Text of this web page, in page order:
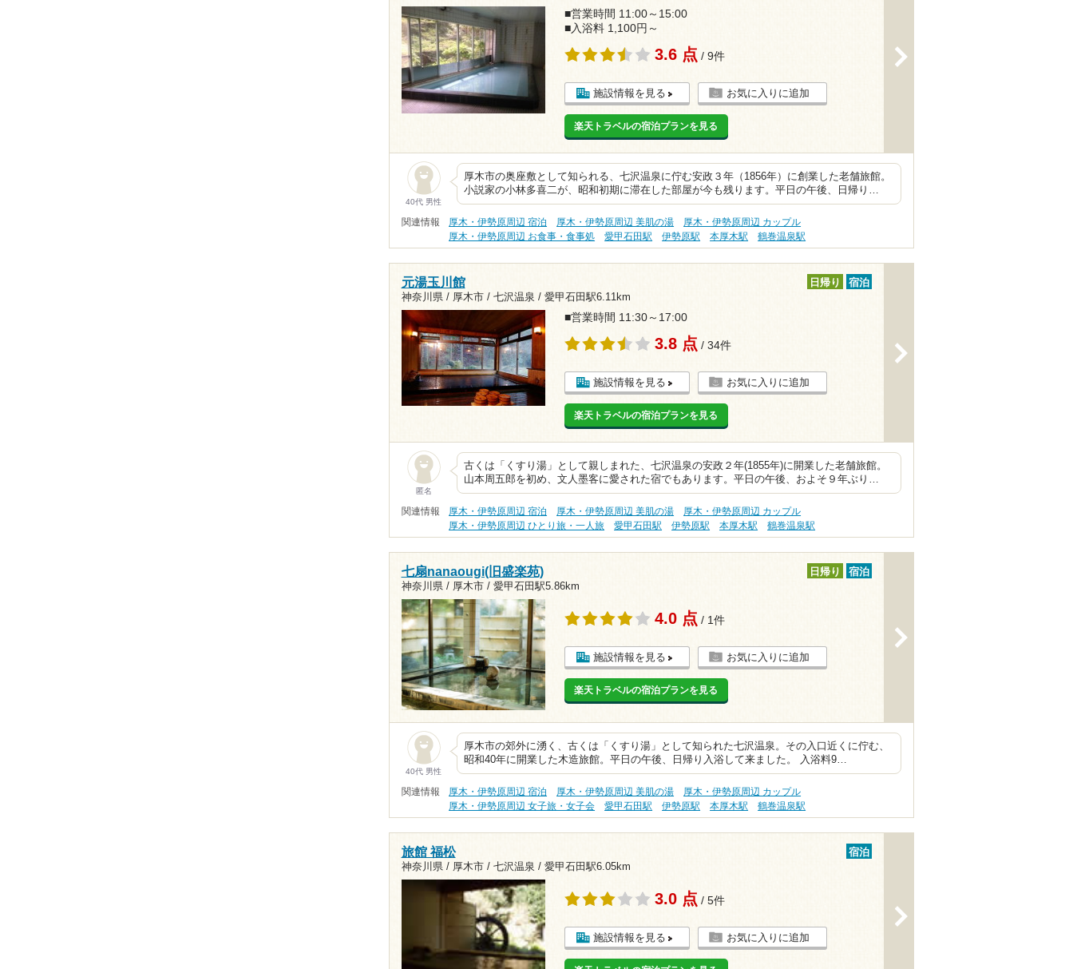
■営業時間 11:00～15:00
■入浴料 1,100円～
3.6 点 / 9件
施設情報を見る お気に入りに追加
楽天トラベルの宿泊プランを見る
40代 男性
厚木市の奥座敷として知られる、七沢温泉に佇む安政３年（1856年）に創業した老舗旅館。
小説家の小林多喜二が、昭和初期に滞在した部屋が今も残ります。平日の午後、日帰り…
関連情報 厚木・伊勢原周辺 宿泊 厚木・伊勢原周辺 美肌の湯
厚木・伊勢原周辺 カップル
厚木・伊勢原周辺 お食事・食事処
愛甲石田駅 伊勢原駅 本厚木駅 鶴巻温泉駅
元湯玉川館
神奈川県 / 厚木市 / 七沢温泉 / 愛甲石田駅6.11km
日帰り 宿泊
■営業時間 11:30～17:00
3.8 点 / 34件
施設情報を見る お気に入りに追加
楽天トラベルの宿泊プランを見る
匿名
古くは「くすり湯」として親しまれた、七沢温泉の安政２年(1855年)に開業した老舗旅館。
山本周五郎を初め、文人墨客に愛された宿でもあります。平日の午後、およそ９年ぶり…
関連情報 厚木・伊勢原周辺 宿泊 厚木・伊勢原周辺 美肌の湯
厚木・伊勢原周辺 カップル
厚木・伊勢原周辺 ひとり旅・一人旅
愛甲石田駅 伊勢原駅 本厚木駅 鶴巻温泉駅
七扇nanaougi(旧盛楽苑)
神奈川県 / 厚木市 / 愛甲石田駅5.86km
日帰り 宿泊
4.0 点 / 1件
施設情報を見る お気に入りに追加
楽天トラベルの宿泊プランを見る
40代 男性
厚木市の郊外に湧く、古くは「くすり湯」として知られた七沢温泉。その入口近くに佇む、
昭和40年に開業した木造旅館。平日の午後、日帰り入浴して来ました。 入浴料9…
関連情報 厚木・伊勢原周辺 宿泊 厚木・伊勢原周辺 美肌の湯
厚木・伊勢原周辺 カップル
厚木・伊勢原周辺 女子旅・女子会
愛甲石田駅 伊勢原駅 本厚木駅 鶴巻温泉駅
旅館 福松
神奈川県 / 厚木市 / 七沢温泉 / 愛甲石田駅6.05km
宿泊
3.0 点 / 5件
施設情報を見る お気に入りに追加